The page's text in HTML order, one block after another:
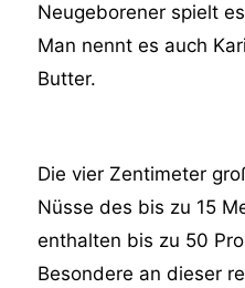
Neugeborener spielt
Man nennt es auch
Butter.
Die vier Zentimeter
Nüsse des bis zu 15
enthalten bis zu 50
Besondere an dieser